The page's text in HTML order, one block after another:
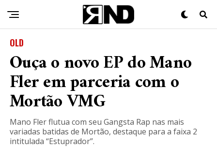
OLD
Ouça o novo EP do Mano
Fler em parceria com o
Mortão VMG
Mano Fler flutua com seu Gangsta Rap nas mais
variadas batidas de Mortão, destaque para a faixa 2
intitulada “Estuprador”.